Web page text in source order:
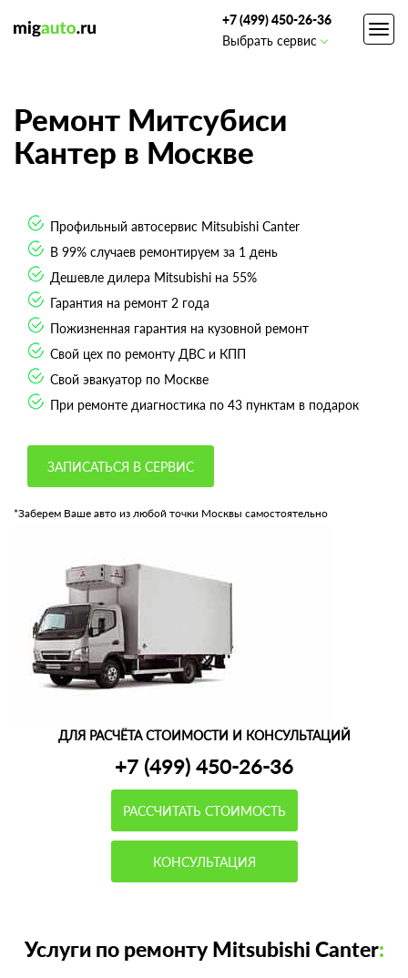
+7 (499) 450-26-36
Выбрать сервис
Ремонт Митсубиси
Кантер в Москве
Профильный автосервис Mitsubishi Canter
В 99% случаев ремонтируем за 1 день
Дешевле дилера Mitsubishi на 55%
Гарантия на ремонт 2 года
Пожизненная гарантия на кузовной ремонт
Свой цех по ремонту ДВС и КПП
Свой эвакуатор по Москве
При ремонте диагностика по 43 пунктам в подарок
ЗАПИСАТЬСЯ В СЕРВИС
*Заберем Ваше авто из любой точки Москвы самостоятельно
ДЛЯ РАСЧЁТА СТОИМОСТИ И КОНСУЛЬТАЦИЙ
+7 (499) 450-26-36
РАССЧИТАТЬ СТОИМОСТЬ
КОНСУЛЬТАЦИЯ
Услуги по ремонту Mitsubishi Canter: